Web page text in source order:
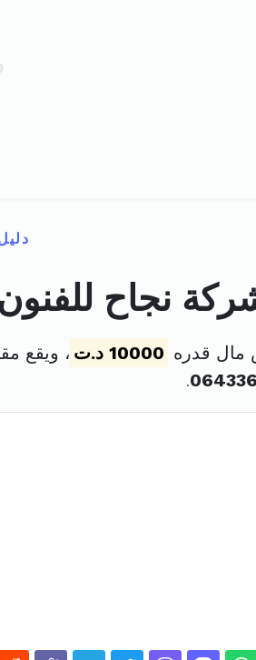
نجاح
مال قدره 10000 د.ت
، ويقع
.